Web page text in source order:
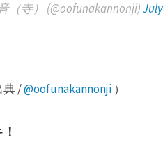
寺） (@oofunakannonji)
典 /@oofunakannonji）